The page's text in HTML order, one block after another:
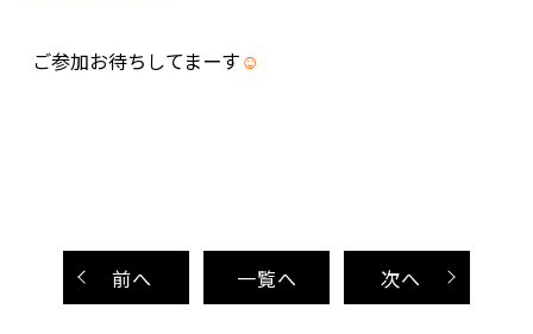
ご参加お待ちしてまーす☺
前へ 一覧へ 次へ